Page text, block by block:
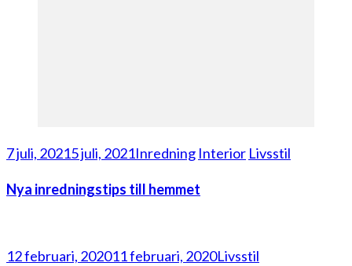
7 juli, 20215 juli, 2021Inredning Interior Livsstil
Nya inredningstips till hemmet
12 februari, 202011 februari, 2020Livsstil